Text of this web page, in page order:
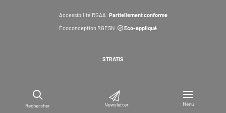
Rechercher Newsletter Menu
Accessibilité RGAA Partiellement conforme
Écoconception RGESN
Eco-appliqué
STRATIS